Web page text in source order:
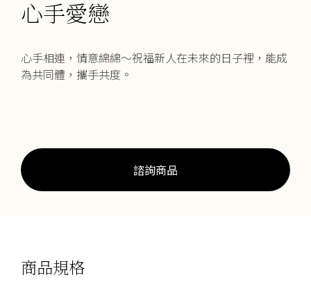
心手愛戀
心手相連，情意綿綿～祝福新人在未來的日子裡，能成
為共同體，攜手共度。
諮詢商品
商品規格